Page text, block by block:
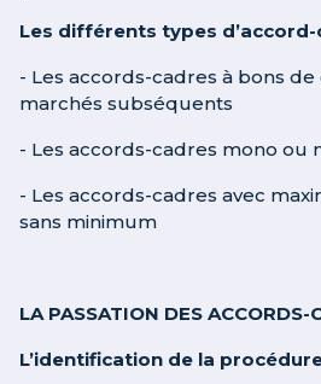
Les différents types
- Les accords-cadres à bons
marchés subséquents
- Les accords-cadres mono ou
- Les accords-cadres avec
sans minimum
LA PASSATION DES ACCORDS-
L’identification de la